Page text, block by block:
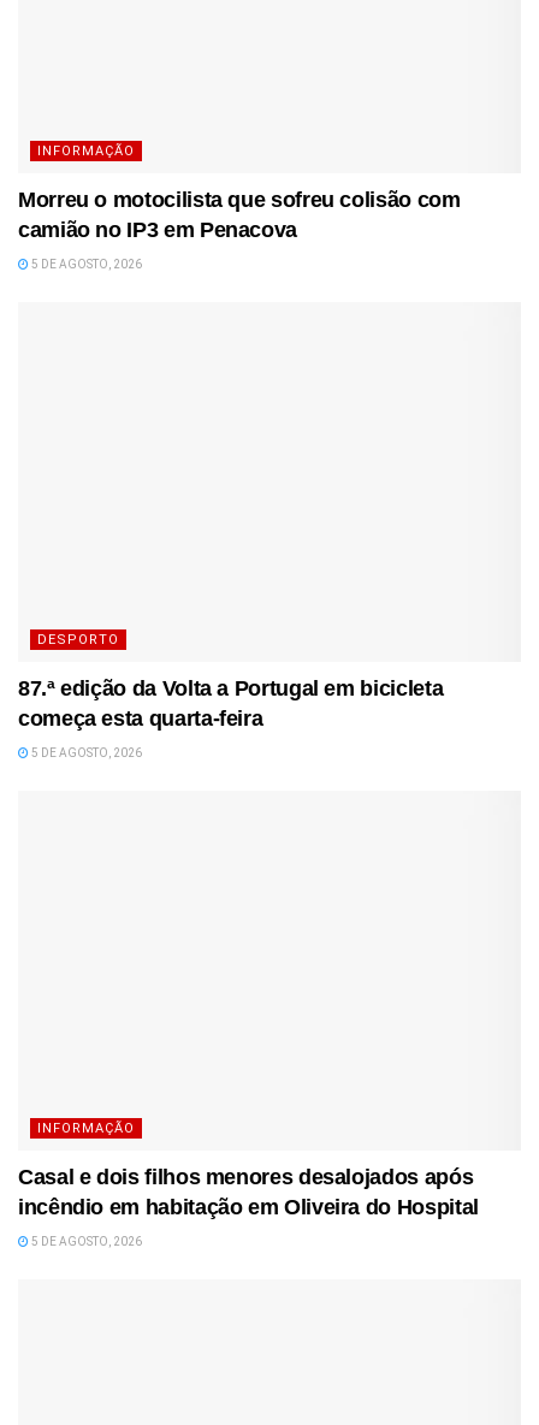
INFORMAÇÃO
Morreu o motocilista que sofreu colisão com
camião no IP3 em Penacova
5 DE AGOSTO, 2026
DESPORTO
87.ª edição da Volta a Portugal em bicicleta
começa esta quarta-feira
5 DE AGOSTO, 2026
INFORMAÇÃO
Casal e dois filhos menores desalojados após
incêndio em habitação em Oliveira do Hospital
5 DE AGOSTO, 2026